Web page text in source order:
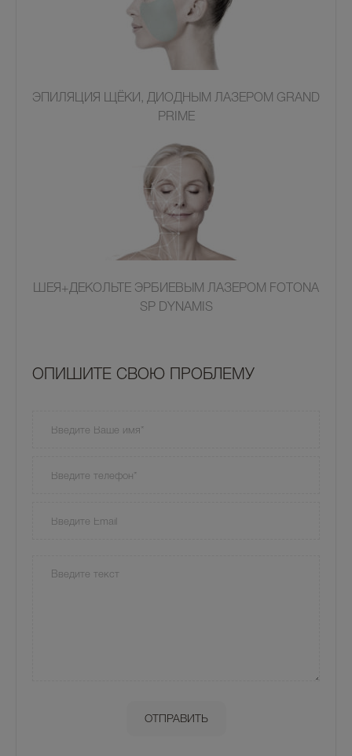
ЭПИЛЯЦИЯ ЩЁКИ, ДИОДНЫМ ЛАЗЕРОМ GRAND
PRIME
ШЕЯ+ДЕКОЛЬТЕ ЭРБИЕВЫМ ЛАЗЕРОМ FOTONA
SP DYNAMIS
OПИШИТЕ СВОЮ ПРОБЛЕМУ